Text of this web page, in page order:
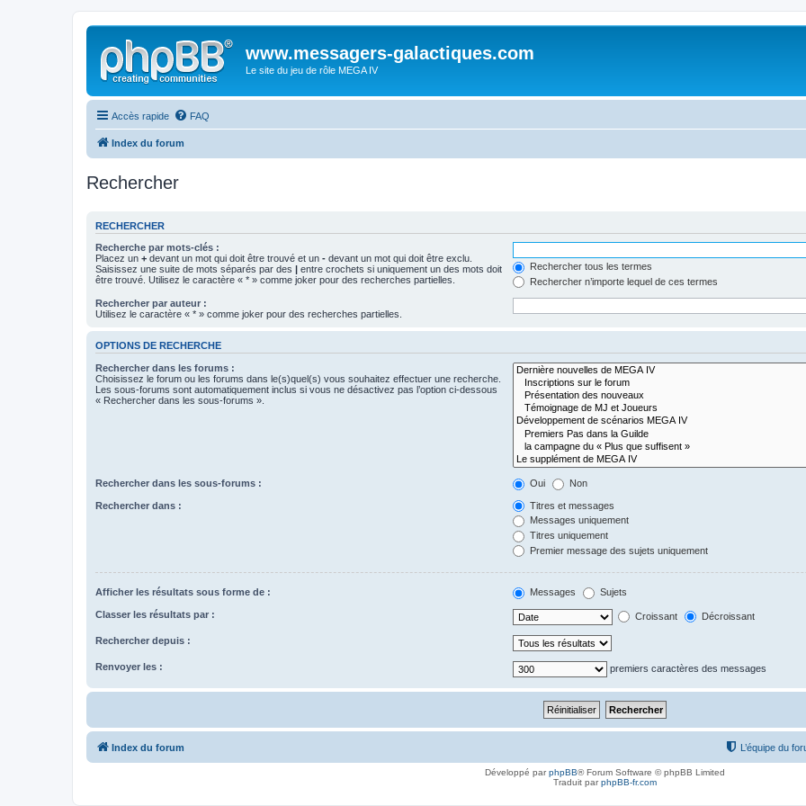
www.messagers-galactiques.com
Le site du jeu de rôle MEGA IV
Accès rapide FAQ
Index du forum
Rechercher
RECHERCHER
Recherche par mots-clés :
Placez un + devant un mot qui doit être trouvé et un - devant un mot qui doit être exclu.
Saisissez une suite de mots séparés par des | entre crochets si uniquement un des mots doit
être trouvé. Utilisez le caractère « * » comme joker pour des recherches partielles.
Rechercher tous les termes
Rechercher n’importe lequel de ces termes
Rechercher par auteur :
Utilisez le caractère « * » comme joker pour des recherches partielles.
OPTIONS DE RECHERCHE
Rechercher dans les forums :
Choisissez le forum ou les forums dans le(s)quel(s) vous souhaitez effectuer une recherche.
Les sous-forums sont automatiquement inclus si vous ne désactivez pas l’option ci-dessous
« Rechercher dans les sous-forums ».
Rechercher dans les sous-forums : Oui Non
Rechercher dans :
Titres et messages
Messages uniquement
Titres uniquement
Premier message des sujets uniquement
Afficher les résultats sous forme de : Messages Sujets
Classer les résultats par : Croissant Décroissant
Rechercher depuis :
Renvoyer les : premiers caractères des messages
Index du forum L’équipe du
Développé parphpBB® Forum Software © phpBB Limited
Traduit parphpBB-fr.com